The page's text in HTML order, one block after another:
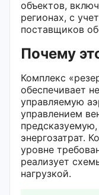
объектов,
регионах, с
поставщиков
Почему
Комплекс
обеспечивает
управляемую
управлением
энергозатрат.
уровне
реализует
нагрузкой.